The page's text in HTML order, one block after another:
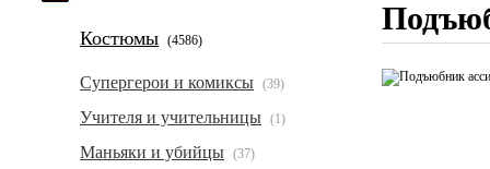
Костюмы (4586)
Супергерои и комиксы (39)
Учителя и учительницы (1)
Маньяки и убийцы (37)